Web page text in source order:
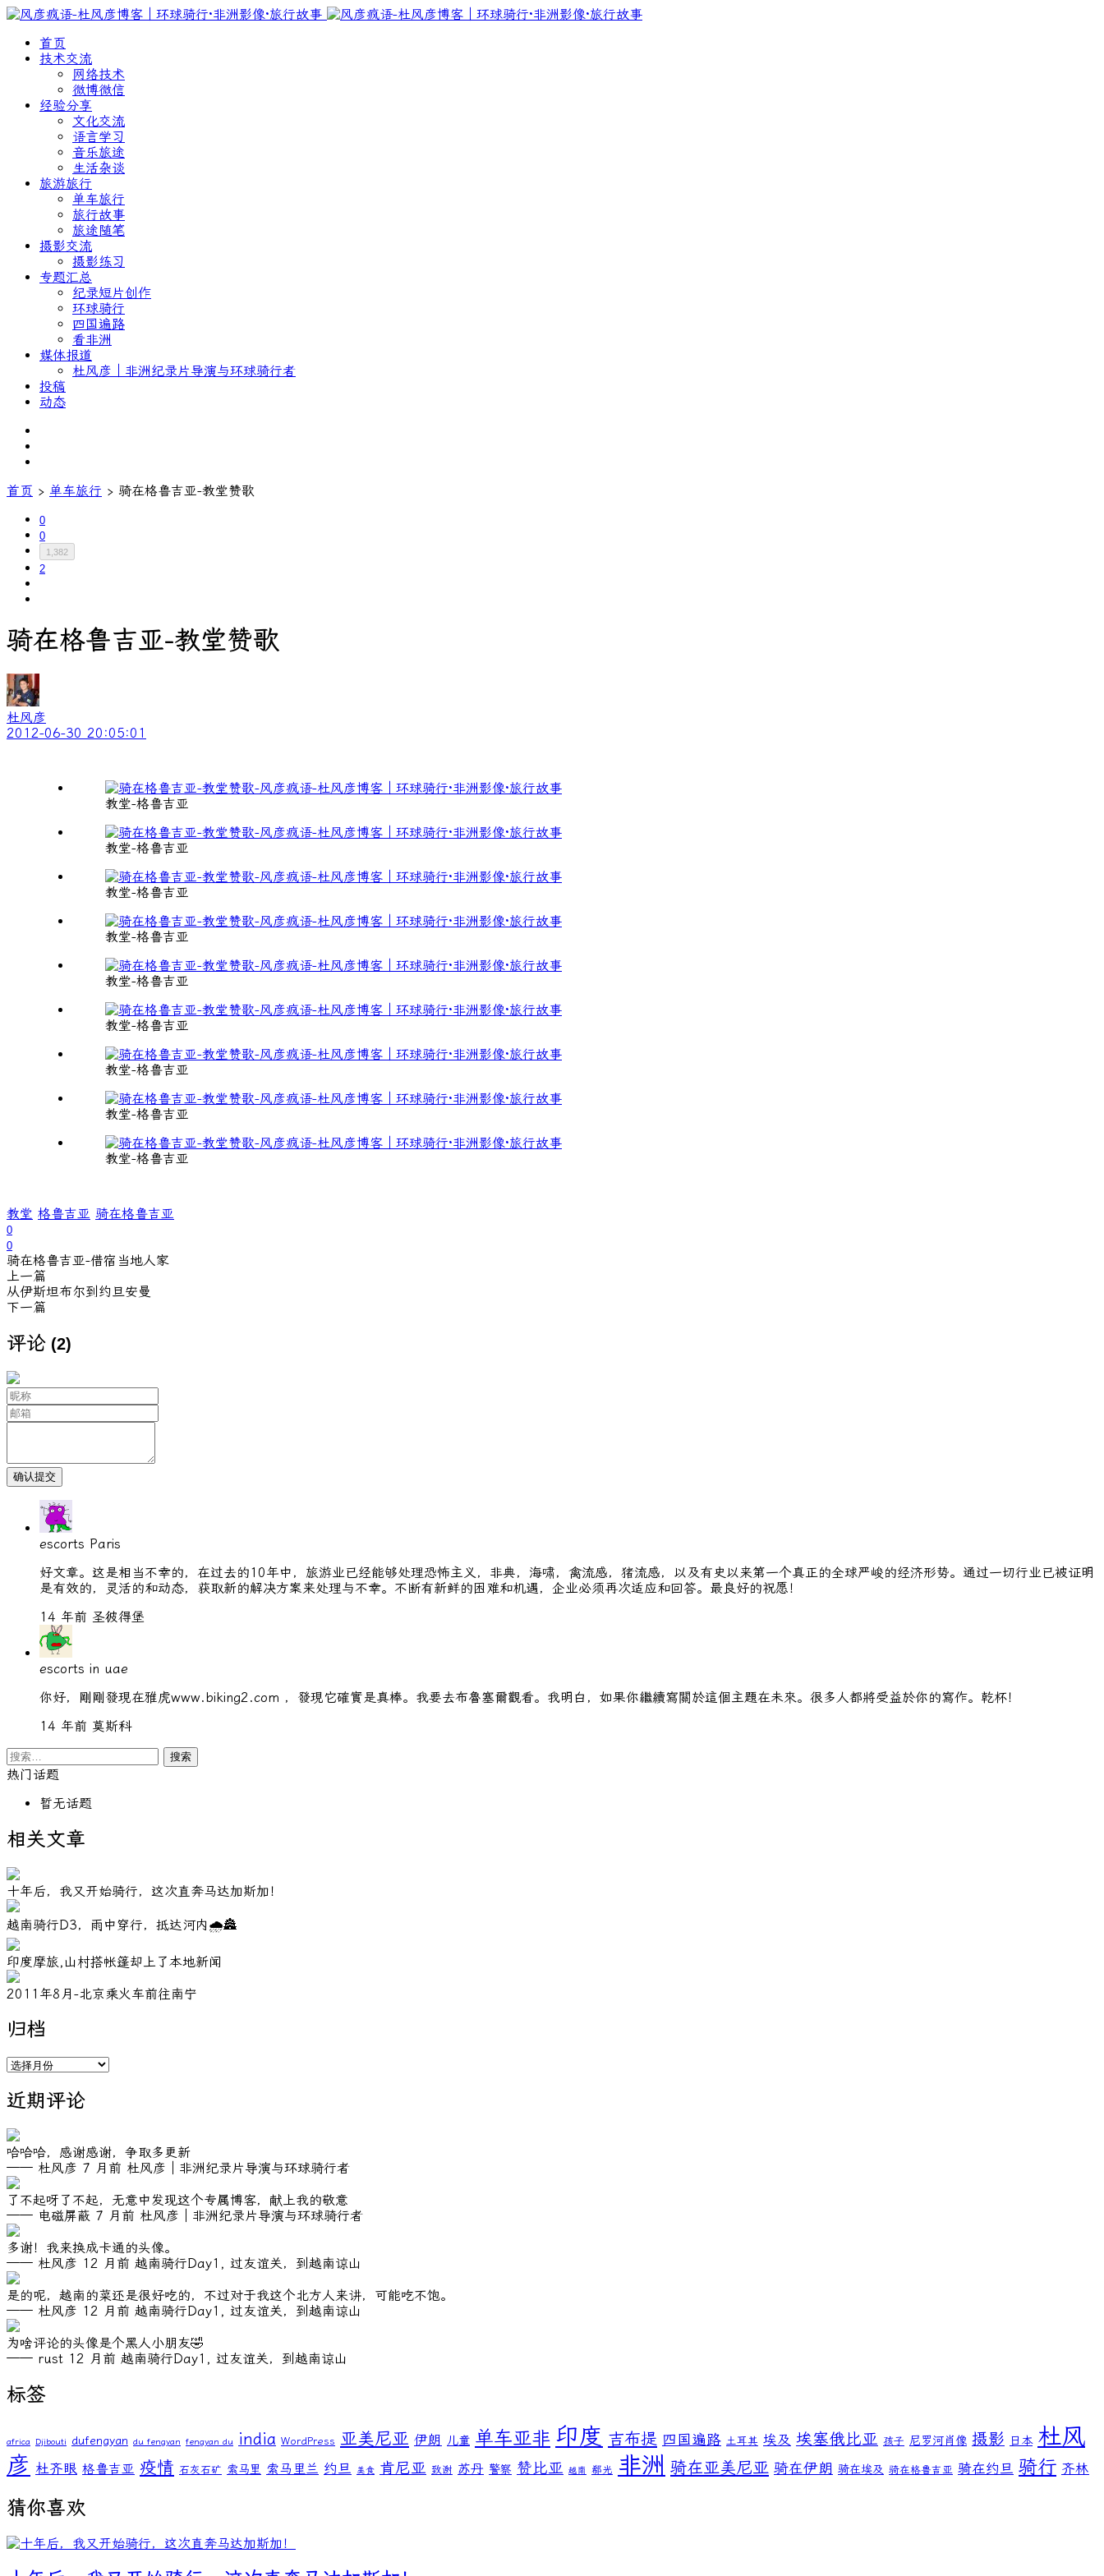
首页
技术交流
网络技术
微博微信
经验分享
文化交流
语言学习
音乐旅途
生活杂谈
旅游旅行
单车旅行
旅行故事
旅途随笔
摄影交流
摄影练习
专题汇总
纪录短片创作
环球骑行
四国遍路
看非洲
媒体报道
杜风彦｜非洲纪录片导演与环球骑行者
投稿
动态
首页 › 单车旅行 › 骑在格鲁吉亚-教堂赞歌
0
0
1,382
2
骑在格鲁吉亚-教堂赞歌
杜风彦
2012-06-30 20:05:01
教堂-格鲁吉亚
教堂-格鲁吉亚
教堂-格鲁吉亚
教堂-格鲁吉亚
教堂-格鲁吉亚
教堂-格鲁吉亚
教堂-格鲁吉亚
教堂-格鲁吉亚
教堂-格鲁吉亚
教堂 格鲁吉亚 骑在格鲁吉亚
0
0
骑在格鲁吉亚-借宿当地人家
上一篇
从伊斯坦布尔到约旦安曼
下一篇
评论 (2)
escorts Paris
好文章。这是相当不幸的，在过去的10年中，旅游业已经能够处理恐怖主义，非典，海啸，禽流感，猪流感，以及有史以来第一个真正的全球严峻的经济形势。通过一切行业已被证明
是有效的，灵活的和动态，获取新的解决方案来处理与不幸。不断有新鲜的困难和机遇，企业必须再次适应和回答。最良好的祝愿！
14 年前 圣彼得堡
escorts in uae
你好，剛剛發現在雅虎www.biking2.com ，發現它確實是真棒。我要去布魯塞爾觀看。我明白，如果你繼續寫關於這個主題在未來。很多人都將受益於你的寫作。乾杯！
14 年前 莫斯科
搜
索：
热门话题
暂无话题
相关文章
十年后，我又开始骑行，这次直奔马达加斯加！
越南骑行D3，雨中穿行，抵达河内🌧️🏯
印度摩旅,山村搭帐篷却上了本地新闻
2011年8月-北京乘火车前往南宁
归档
归
近期评论
哈哈哈，感谢感谢，争取多更新
—— 杜风彦 7 月前 杜风彦｜非洲纪录片导演与环球骑行者
了不起呀了不起，无意中发现这个专属博客，献上我的敬意
—— 电磁屏蔽 7 月前 杜风彦｜非洲纪录片导演与环球骑行者
多谢！我来换成卡通的头像。
—— 杜风彦 12 月前 越南骑行Day1, 过友谊关，到越南谅山
是的呢，越南的菜还是很好吃的，不过对于我这个北方人来讲，可能吃不饱。
—— 杜风彦 12 月前 越南骑行Day1, 过友谊关，到越南谅山
为啥评论的头像是个黑人小朋友🤣
—— rust 12 月前 越南骑行Day1, 过友谊关，到越南谅山
标签
africa Djibouti dufengyan du fengyan fengyan du india WordPress 亚美尼亚 伊朗 儿童 单车亚非 印度 吉布提 四国遍路 土耳其 埃及 埃塞俄比亚 孩子 尼罗河肖像 摄影 日本 杜风
彦 杜齐眼 格鲁吉亚 疫情 石灰石矿 索马里 索马里兰 约旦 美食 肯尼亚 致谢 苏丹 警察 赞比亚 越南 郗光 非洲 骑在亚美尼亚 骑在伊朗 骑在埃及 骑在格鲁吉亚 骑在约旦 骑行 齐林
猜你喜欢